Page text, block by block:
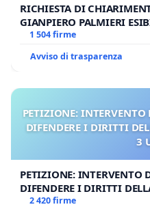
RICHIESTA DI
GIANPIERO PALMIERI
1 504 firme
Avviso di trasparenza
PETIZIONE:
DIFENDERE I DIRITTI
3
PETIZIONE: INTERVENTO
DIFENDERE I DIRITTI
UDG)
2 420 firme